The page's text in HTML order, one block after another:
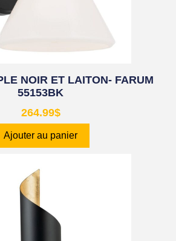
NOIR ET LAITON- FARUM
55153BK
264.99$
Ajouter au panier